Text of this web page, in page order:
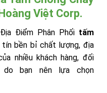
Việt Corp.
Điểm Phân Phối tấm
tín bền bỉ chất lượng, địa
nhiều khách hàng, đối
bạn nên lựa chọn